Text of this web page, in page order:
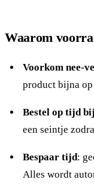
Waarom
Voorkom nee-
product bijna
Bestel op tijd
een seintje
Bespaar tijd:
Alles wordt